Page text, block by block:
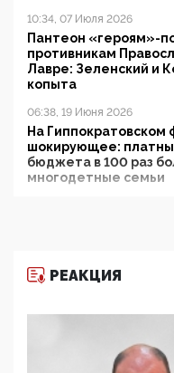
10:34, 07 Июля 2026
Пантеон «героям»-
противникам
Лавре: Зеленский и
копыта
06:38, 19 Июня 2026
На Гиппократовском
шокирующее:
бюджета в 100 раз
многодетные семьи
11:53, 09 Июня 2026
деятельность ИИТО
цифроглобалисты
повестку в
РЕАКЦИЯ